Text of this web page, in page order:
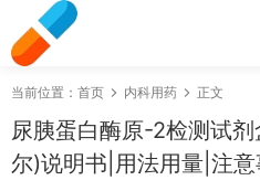
当前位置： 首页 内科用药 正文
尿胰蛋白酶原-2检测试
尔)说明书|用法用量|注意